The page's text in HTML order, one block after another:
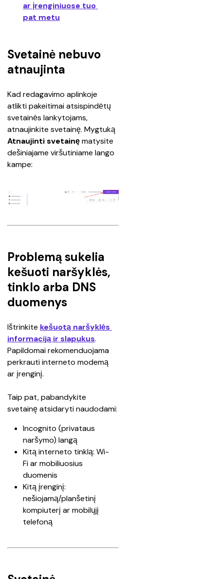
ar įrenginiuose tuo
pat metu
Svetainė nebuvo
atnaujinta
Kad redagavimo aplinkoje
atlikti pakeitimai atsispindėtų
svetainės lankytojams,
atnaujinkite svetainę. Mygtuką
Atnaujinti svetainę matysite
dešiniajame viršutiniame lango
kampe:
Problemą sukelia
kešuoti naršyklės,
tinklo arba DNS
duomenys
Ištrinkite kešuotą naršyklės
informaciją ir slapukus.
Papildomai rekomenduojama
perkrauti interneto modemą
ar įrenginį.
Taip pat, pabandykite
svetainę atsidaryti naudodami:
Incognito (privataus
naršymo) langą
Kitą interneto tinklą: Wi-
Fi ar mobiliuosius
duomenis
Kitą įrenginį:
nešiojamą/planšetinį
kompiuterį ar mobilųjį
telefoną